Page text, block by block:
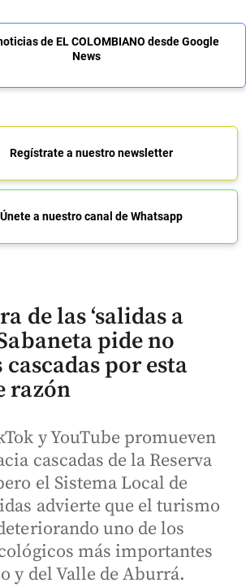
de EL COLOMBIANO desde Google
News
Regístrate a nuestro newsletter
Únete a nuestro canal de Whatsapp
de las ‘salidas a
pide no
por esta
razón
y YouTube promueven
cascadas de la Reserva
el Sistema Local de
advierte que el turismo
uno de los
más importantes
y del Valle de Aburrá.